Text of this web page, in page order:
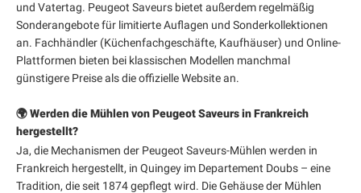
und Vatertag. Peugeot Saveurs bietet außerdem regelmäßig
Sonderangebote für limitierte Auflagen und Sonderkollektionen
an. Fachhändler (Küchenfachgeschäfte, Kaufhäuser) und Online-
Plattformen bieten bei klassischen Modellen manchmal
günstigere Preise als die offizielle Website an.
🌍 Werden die Mühlen von Peugeot Saveurs in Frankreich
hergestellt?
Ja, die Mechanismen der Peugeot Saveurs-Mühlen werden in
Frankreich hergestellt, in Quingey im Departement Doubs – eine
Tradition, die seit 1874 gepflegt wird. Die Gehäuse der Mühlen